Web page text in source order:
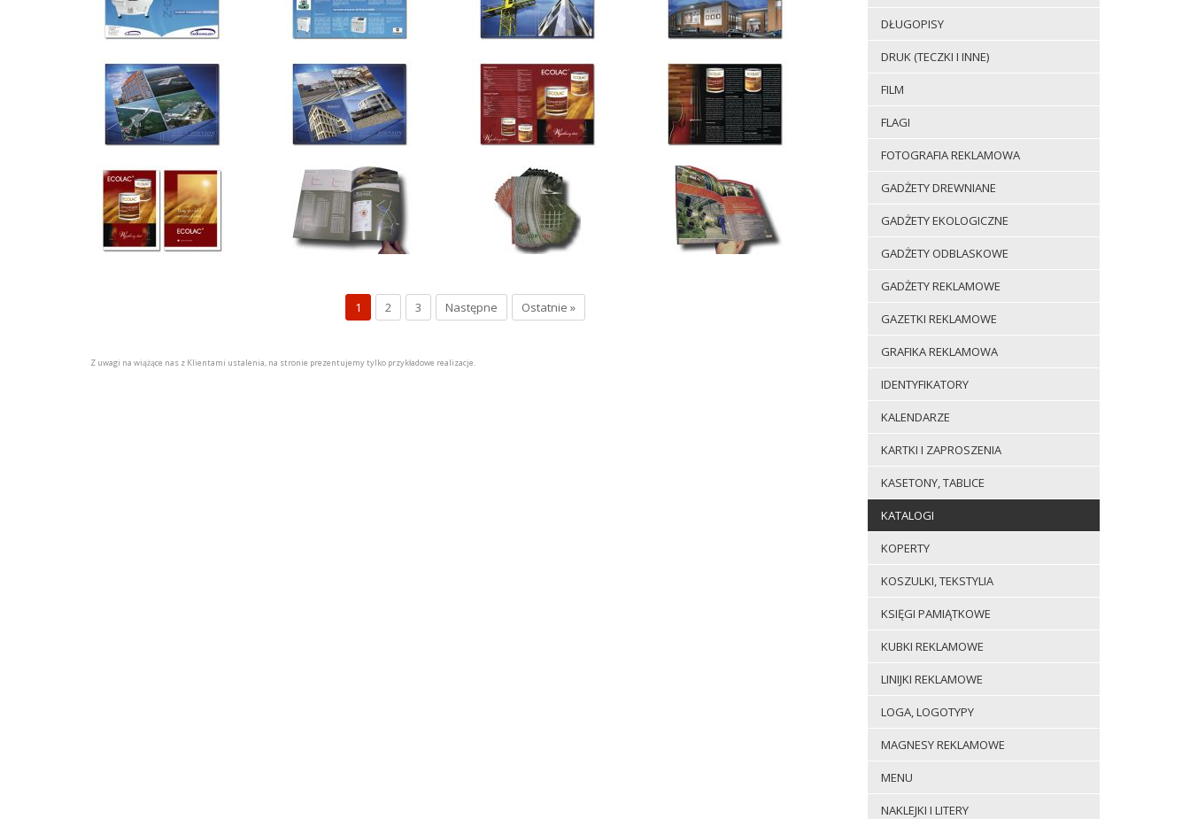
1 2 3 Następne Ostatnie »
Z uwagi na wiążące nas z Klientami ustalenia, na stronie prezentujemy tylko przykładowe realizacje.
DŁUGOPISY
DRUK (TECZKI I INNE)
FILM
FLAGI
FOTOGRAFIA REKLAMOWA
GADŻETY DREWNIANE
GADŻETY EKOLOGICZNE
GADŻETY ODBLASKOWE
GADŻETY REKLAMOWE
GAZETKI REKLAMOWE
GRAFIKA REKLAMOWA
IDENTYFIKATORY
KALENDARZE
KARTKI I ZAPROSZENIA
KASETONY, TABLICE
KATALOGI
KOPERTY
KOSZULKI, TEKSTYLIA
KSIĘGI PAMIĄTKOWE
KUBKI REKLAMOWE
LINIJKI REKLAMOWE
LOGA, LOGOTYPY
MAGNESY REKLAMOWE
MENU
NAKLEJKI I LITERY